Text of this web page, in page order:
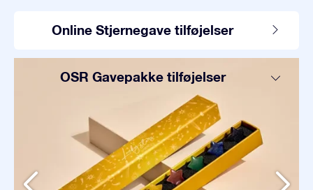
Online Stjernegave tilføjelser
OSR Gavepakke tilføjelser